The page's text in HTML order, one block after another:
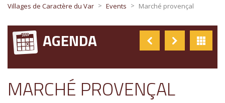
Villages de Caractère du Var > Events > Marché provençal
AGENDA
MARCHÉ PROVENÇAL